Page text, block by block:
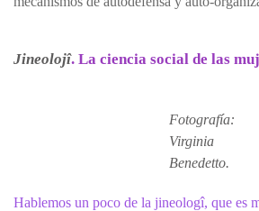
Jineolojî. La ciencia social de las
Fotografía:
Virginia
Benedetto.
Hablemos un poco de la jineologî, que es